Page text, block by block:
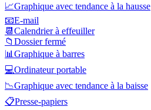
📈Graphique avec tendance à la hausse
📧E-mail
📆 Calendrier à effeuiller
📁 Dossier fermé
📊 Graphique à barres
💻Ordinateur portable
📉Graphique avec tendance à la baisse
📋Presse-papiers